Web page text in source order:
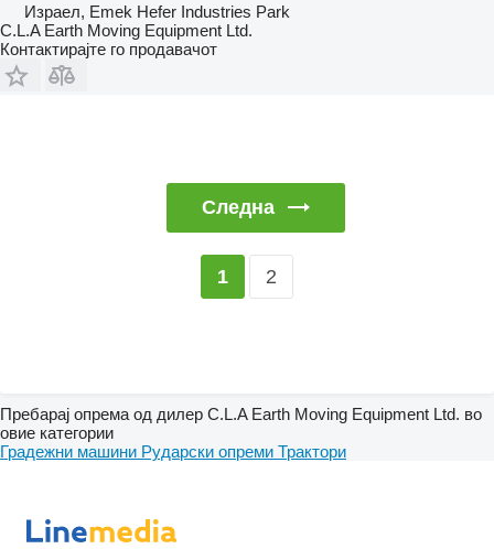
Израел, Emek Hefer Industries Park
C.L.A Earth Moving Equipment Ltd.
Контактирајте го продавачот
Следна
1 2
Пребарај опрема од дилер C.L.A Earth Moving Equipment Ltd. во
овие категории
Градежни машини Рударски опреми Трактори